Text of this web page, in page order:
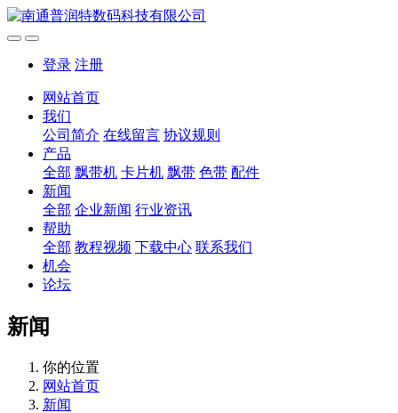
登录 注册
网站首页
我们
公司简介 在线留言 协议规则
产品
全部 飘带机 卡片机 飘带 色带 配件
新闻
全部 企业新闻 行业资讯
帮助
全部 教程视频 下载中心 联系我们
机会
论坛
新闻
你的位置
网站首页
新闻